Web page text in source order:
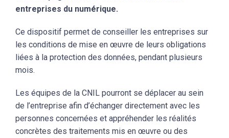
entreprises du numérique.
Ce dispositif permet de conseiller les entreprises sur
les conditions de mise en œuvre de leurs obligations
liées à la protection des données, pendant plusieurs
mois.
Les équipes de la CNIL pourront se déplacer au sein
de l’entreprise afin d’échanger directement avec les
personnes concernées et appréhender les réalités
concrètes des traitements mis en œuvre ou des